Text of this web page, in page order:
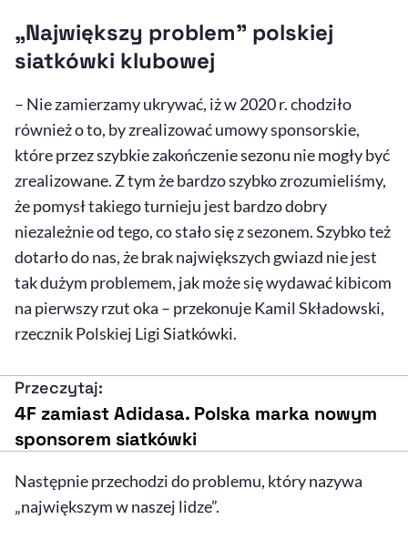
„Największy problem” polskiej
siatkówki klubowej
– Nie zamierzamy ukrywać, iż w 2020 r. chodziło
również o to, by zrealizować umowy sponsorskie,
które przez szybkie zakończenie sezonu nie mogły być
zrealizowane. Z tym że bardzo szybko zrozumieliśmy,
że pomysł takiego turnieju jest bardzo dobry
niezależnie od tego, co stało się z sezonem. Szybko też
dotarło do nas, że brak największych gwiazd nie jest
tak dużym problemem, jak może się wydawać kibicom
na pierwszy rzut oka – przekonuje Kamil Składowski,
rzecznik Polskiej Ligi Siatkówki.
Przeczytaj:
4F zamiast Adidasa. Polska marka nowym
sponsorem siatkówki
Następnie przechodzi do problemu, który nazywa
„największym w naszej lidze”.